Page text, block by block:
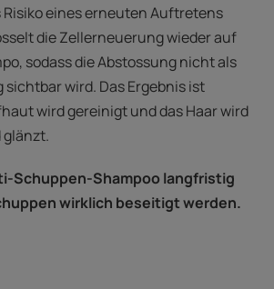
Risiko eines erneuten Auftretens
die Zellerneuerung wieder auf
sodass die Abstossung nicht als
wird. Das Ergebnis ist
wird gereinigt und das Haar wird
Schuppen-Shampoo langfristig
wirklich beseitigt werden.